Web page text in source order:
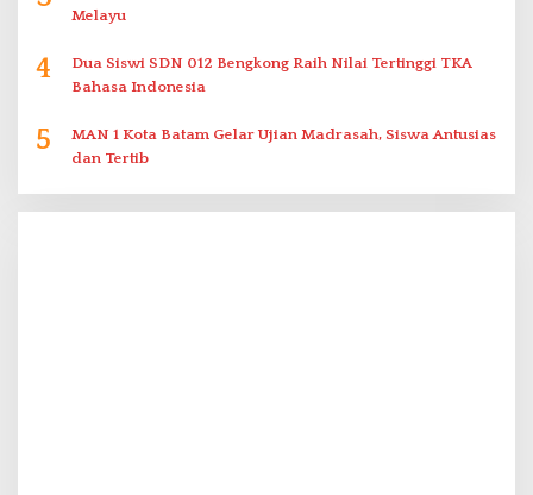
Melayu
4
Dua Siswi SDN 012 Bengkong Raih Nilai Tertinggi TKA
Bahasa Indonesia
5
MAN 1 Kota Batam Gelar Ujian Madrasah, Siswa Antusias
dan Tertib